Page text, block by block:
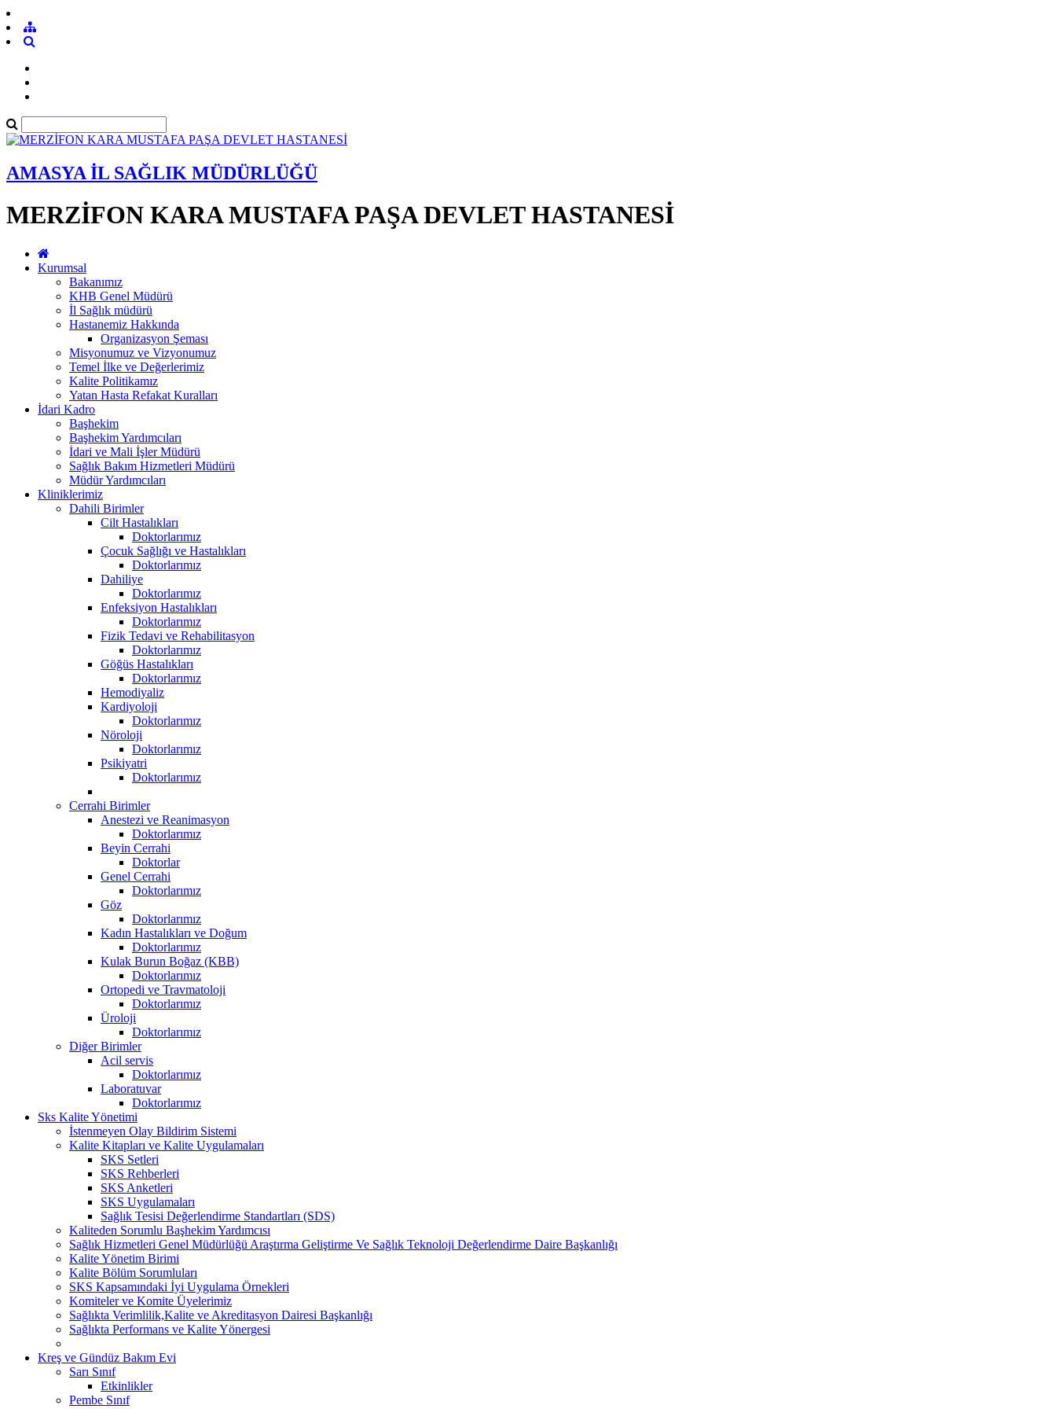
AMASYA İL SAĞLIK MÜDÜRLÜĞÜ
MERZİFON KARA MUSTAFA PAŞA DEVLET HASTANESİ
Kurumsal
Bakanımız
KHB Genel Müdürü
İl Sağlık müdürü
Hastanemiz Hakkında
Organizasyon Şeması
Misyonumuz ve Vizyonumuz
Temel İlke ve Değerlerimiz
Kalite Politikamız
Yatan Hasta Refakat Kuralları
İdari Kadro
Başhekim
Başhekim Yardımcıları
İdari ve Mali İşler Müdürü
Sağlık Bakım Hizmetleri Müdürü
Müdür Yardımcıları
Kliniklerimiz
Dahili Birimler
Cilt Hastalıkları
Doktorlarımız
Çocuk Sağlığı ve Hastalıkları
Doktorlarımız
Dahiliye
Doktorlarımız
Enfeksiyon Hastalıkları
Doktorlarımız
Fizik Tedavi ve Rehabilitasyon
Doktorlarımız
Göğüs Hastalıkları
Doktorlarımız
Hemodiyaliz
Kardiyoloji
Doktorlarımız
Nöroloji
Doktorlarımız
Psikiyatri
Doktorlarımız
Cerrahi Birimler
Anestezi ve Reanimasyon
Doktorlarımız
Beyin Cerrahi
Doktorlar
Genel Cerrahi
Doktorlarımız
Göz
Doktorlarımız
Kadın Hastalıkları ve Doğum
Doktorlarımız
Kulak Burun Boğaz (KBB)
Doktorlarımız
Ortopedi ve Travmatoloji
Doktorlarımız
Üroloji
Doktorlarımız
Diğer Birimler
Acil servis
Doktorlarımız
Laboratuvar
Doktorlarımız
Sks Kalite Yönetimi
İstenmeyen Olay Bildirim Sistemi
Kalite Kitapları ve Kalite Uygulamaları
SKS Setleri
SKS Rehberleri
SKS Anketleri
SKS Uygulamaları
Sağlık Tesisi Değerlendirme Standartları (SDS)
Kaliteden Sorumlu Başhekim Yardımcısı
Sağlık Hizmetleri Genel Müdürlüğü Araştırma Geliştirme Ve Sağlık Teknoloji Değerlendirme Daire Başkanlığı
Kalite Yönetim Birimi
Kalite Bölüm Sorumluları
SKS Kapsamındaki İyi Uygulama Örnekleri
Komiteler ve Komite Üyelerimiz
Sağlıkta Verimlilik,Kalite ve Akreditasyon Dairesi Başkanlığı
Sağlıkta Performans ve Kalite Yönergesi
Kreş ve Gündüz Bakım Evi
Sarı Sınıf
Etkinlikler
Pembe Sınıf